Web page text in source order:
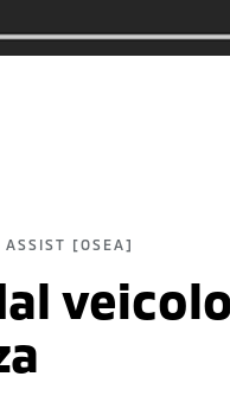
ASSIST [OSEA]